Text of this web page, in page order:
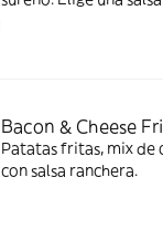
Bacon & Cheese
Patatas fritas, mix de
con salsa ranchera.